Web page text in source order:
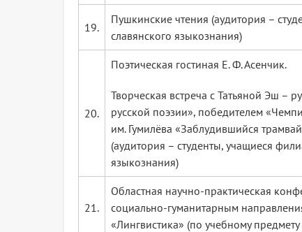
19.
Пушкинские чтения (аудитория –
славянского языкознания)
20.
Поэтическая гостиная Е. Ф. Асенчик.
Творческая встреча с Татьяной Эш –
русской поэзии», победителем
им. Гумилёва «Заблудившийся
(аудитория – студенты, учащиеся
языкознания)
21.
Областная научно-практическая
социально-гуманитарным
«Лингвистика» (по учебному